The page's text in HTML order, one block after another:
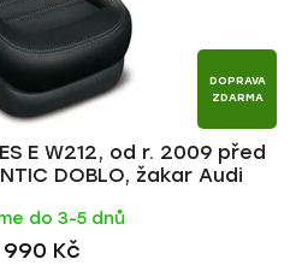
DOPRAVA
ZDARMA
E W212, od r. 2009 před
DOBLO, žakar Audi
do 3-5 dnů
990 Kč